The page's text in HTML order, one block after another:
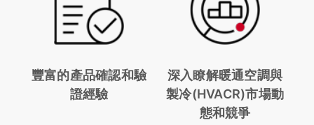
豐富的產品確認和驗
證經驗
深入瞭解暖通空調與
製冷(HVACR)市場動
態和競爭